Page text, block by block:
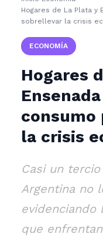
Hogares de La Plata y
sobrellevar la crisis
ECONOMÍA
Hogares
consumo
la crisis
Casi un
Argentina no
evidenciando
que